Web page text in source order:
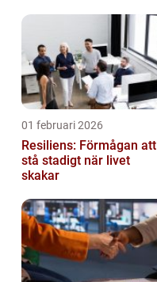
01 februari 2026
Resiliens: Förmågan att
stå stadigt när livet
skakar